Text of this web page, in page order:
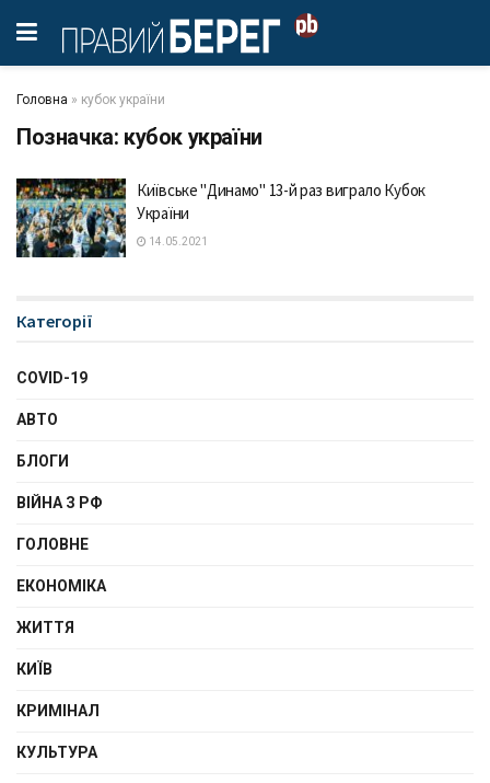
Головна » кубок україни
Позначка: кубок україни
Київське "Динамо" 13-й раз виграло Кубок
України
14.05.2021
Категорії
COVID-19
АВТО
БЛОГИ
ВІЙНА З РФ
ГОЛОВНЕ
ЕКОНОМІКА
ЖИТТЯ
КИЇВ
КРИМІНАЛ
КУЛЬТУРА